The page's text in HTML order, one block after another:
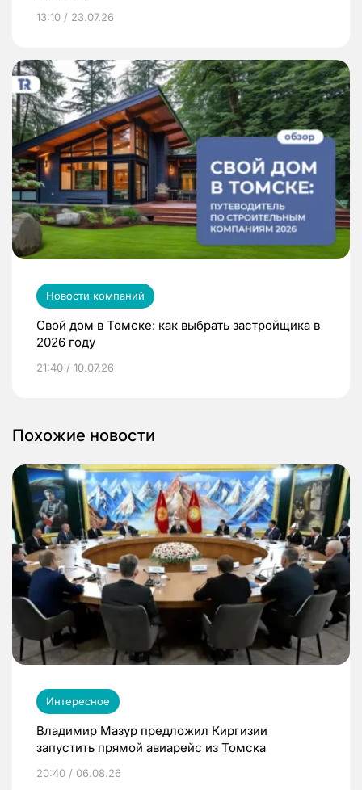
13:10 / 23.07.26
Новости компаний
Свой дом в Томске: как выбрать застройщика в
2026 году
21:40 / 10.07.26
Похожие новости
Интересное
Владимир Мазур предложил Киргизии
запустить прямой авиарейс из Томска
20:40 / 06.08.26